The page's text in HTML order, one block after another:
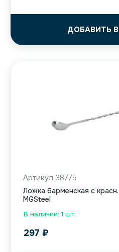
ДОБАВИТЬ
В наличии: 1 шт.
Артикул 38775
Ложка барменская с
MGSteel
297 ₽